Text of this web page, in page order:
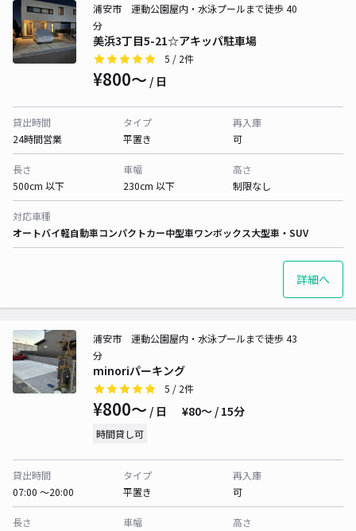
美浜3丁目5-21☆アキッパ駐車場
浦安市 運動公園屋内・水泳プールまで徒歩 40
分
5 / 2件
¥800〜 / 日
貸出時間
24時間営業
タイプ
平置き
再入庫
可
長さ
500cm 以下
車幅
230cm 以下
高さ
制限なし
対応車種
オートバイ軽自動車コンパクトカー中型車ワンボックス大型車・SUV
詳細へ
minoriパーキング
浦安市 運動公園屋内・水泳プールまで徒歩 43
分
5 / 2件
¥800〜 / 日 ¥80〜 / 15分
時間貸し可
貸出時間
07:00 〜20:00
タイプ
平置き
再入庫
可
長さ
車幅
高さ